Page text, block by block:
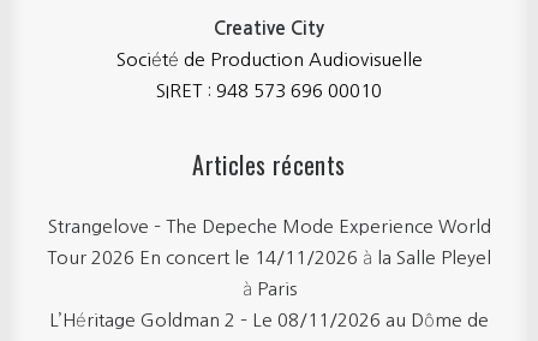
Creative City
Société de Production Audiovisuelle
SIRET : 948 573 696 00010
Articles récents
Strangelove – The Depeche Mode Experience World
Tour 2026 En concert le 14/11/2026 à la Salle Pleyel
à Paris
L’Héritage Goldman 2 – Le 08/11/2026 au Dôme de